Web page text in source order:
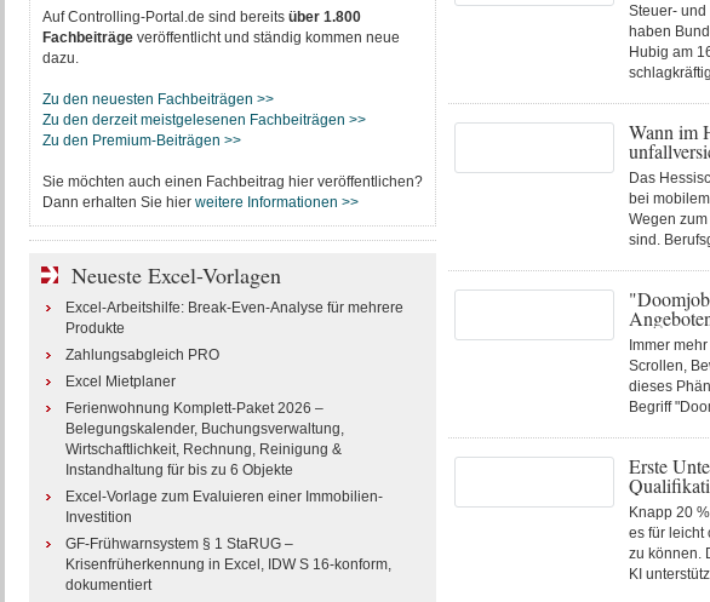
Steuer-
haben
Hubig am
Wann im
Das
bei
Wegen
sind.
Immer
Scrollen,
dieses
Begriff
Erste
Knapp 20
es für leicht
zu können.
KI
Auf Controlling-Portal.de sind bereits über 1.800
Fachbeiträgeveröffentlicht und ständig kommen neue
dazu.
Zu den neuesten Fachbeiträgen >>
Zu den derzeit meistgelesenen Fachbeiträgen >>
Zu den Premium-Beiträgen >>
Sie möchten auch einen Fachbeitrag hier veröffentlichen?
Dann erhalten Sie hier weitere Informationen >>
Neueste Excel-Vorlagen
Excel-Arbeitshilfe: Break-Even-Analyse für mehrere
Produkte
Zahlungsabgleich PRO
Excel Mietplaner
Ferienwohnung Komplett-Paket 2026 –
Belegungskalender, Buchungsverwaltung,
Wirtschaftlichkeit, Rechnung, Reinigung &
Instandhaltung für bis zu 6 Objekte
Excel-Vorlage zum Evaluieren einer Immobilien-
Investition
GF-Frühwarnsystem § 1 StaRUG –
Krisenfrüherkennung in Excel, IDW S 16-konform,
dokumentiert